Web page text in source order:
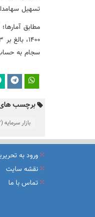
طرح آتیه
تسهیل
سجام به
برچسب
بازار سرمایه(2)
ورود به
نقشه سایت
تماس با ما